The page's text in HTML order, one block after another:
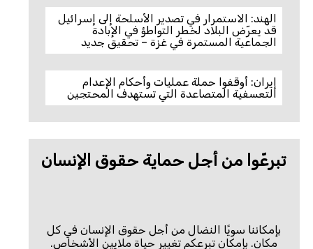
الهند: الاستمرار في تصدير الأسلحة إلى إسرائيل
قد يعرّض البلاد لخطر التواطؤ في الإبادة
الجماعية المستمرة في غزة – تحقيق جديد
إيران: أوقفوا حملة عمليات وأحكام الإعدام
التعسفية المتصاعدة التي تستهدف المحتجين
تبرعّوا من أجل حماية حقوق الإنسان
بإمكاننا سويًا النضال من أجل حقوق الإنسان في كل
مكان. بإمكان تبرعكم تغيير حياة ملايين الأشخاص.